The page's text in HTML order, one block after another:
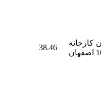
38.46
کارخانه
اصفهان